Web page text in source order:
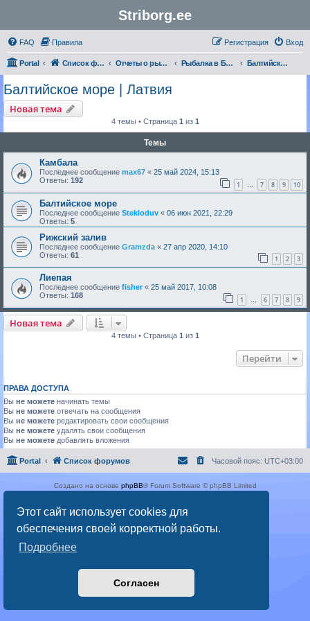
Этот сайт использует cookies для
обеспечения своей корректной работы.
Подробнее
Согласен
Striborg.ee
FAQ Правила Вход
Регистрация
Portal Список форумов Отчеты о рыбалке и не только Рыбалка в Балтийском море | Отчеты Балтийское море | Латвия
Балтийское море | Латвия
Новая тема
4 темы • Страница 1 из 1
Темы
Камбала
Последнее сообщение max67 « 25 май 2024, 15:13
Ответы: 192 1 … 7 8 9 10
Балтийское море
Последнее сообщение Stekloduv « 06 июн 2021, 22:29
Ответы: 5
Рижский залив
Последнее сообщение Gramzda « 27 апр 2020, 14:10
Ответы: 61 1 2 3
Лиепая
Последнее сообщение fisher« 25 май 2017, 10:08
Ответы: 168 1 … 6 7 8 9
Новая тема
4 темы • Страница 1 из 1
Перейти
ПРАВА ДОСТУПА
Вы не можете начинать темы
Вы не можете отвечать на сообщения
Вы не можете редактировать свои сообщения
Вы не можете удалять свои сообщения
Вы не можете добавлять вложения
Portal Список форумов Часовой пояс: UTC+03:00
Создано на основе phpBB® Forum Software © phpBB Limited
Конфиденциальность|Правила